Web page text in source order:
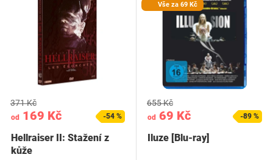
od 169 Kč
371 Kč
-54 %
Hellraiser II: Stažení z
kůže
Vše za 69 Kč
od 69 Kč
655 Kč
-89 %
Iluze [Blu-ray]